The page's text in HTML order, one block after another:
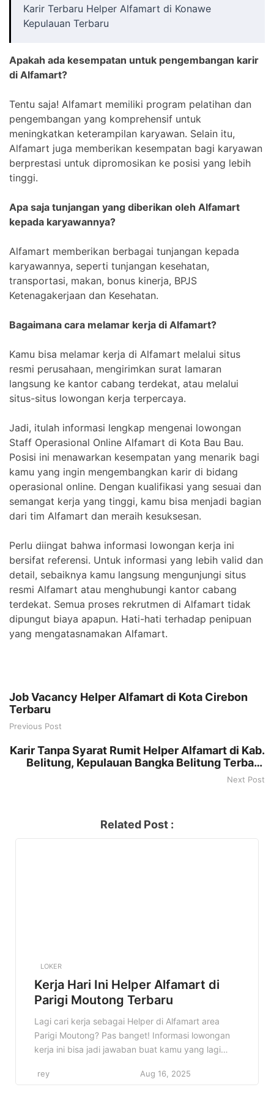
Karir Terbaru Helper Alfamart di Konawe
Kepulauan Terbaru
Apakah ada kesempatan untuk pengembangan karir
di Alfamart?
Tentu saja! Alfamart memiliki program pelatihan dan
pengembangan yang komprehensif untuk
meningkatkan keterampilan karyawan. Selain itu,
Alfamart juga memberikan kesempatan bagi karyawan
berprestasi untuk dipromosikan ke posisi yang lebih
tinggi.
Apa saja tunjangan yang diberikan oleh Alfamart
kepada karyawannya?
Alfamart memberikan berbagai tunjangan kepada
karyawannya, seperti tunjangan kesehatan,
transportasi, makan, bonus kinerja, BPJS
Ketenagakerjaan dan Kesehatan.
Bagaimana cara melamar kerja di Alfamart?
Kamu bisa melamar kerja di Alfamart melalui situs
resmi perusahaan, mengirimkan surat lamaran
langsung ke kantor cabang terdekat, atau melalui
situs-situs lowongan kerja terpercaya.
Jadi, itulah informasi lengkap mengenai lowongan
Staff Operasional Online Alfamart di Kota Bau Bau.
Posisi ini menawarkan kesempatan yang menarik bagi
kamu yang ingin mengembangkan karir di bidang
operasional online. Dengan kualifikasi yang sesuai dan
semangat kerja yang tinggi, kamu bisa menjadi bagian
dari tim Alfamart dan meraih kesuksesan.
Perlu diingat bahwa informasi lowongan kerja ini
bersifat referensi. Untuk informasi yang lebih valid dan
detail, sebaiknya kamu langsung mengunjungi situs
resmi Alfamart atau menghubungi kantor cabang
terdekat. Semua proses rekrutmen di Alfamart tidak
dipungut biaya apapun. Hati-hati terhadap penipuan
yang mengatasnamakan Alfamart.
Job Vacancy Helper Alfamart di Kota Cirebon
Terbaru
Previous Post
Karir Tanpa Syarat Rumit Helper Alfamart di Kab.
Belitung, Kepulauan Bangka Belitung Terbaru
Tahun 2025
Next Post
Related Post :
LOKER
Kerja Hari Ini Helper Alfamart di
Parigi Moutong Terbaru
Lagi cari kerja sebagai Helper di Alfamart area
Parigi Moutong? Pas banget! Informasi lowongan
kerja ini bisa jadi jawaban buat kamu yang lagi
bakal bahas tuntas semua detail tentang lowongan
rey Aug 16, 2025